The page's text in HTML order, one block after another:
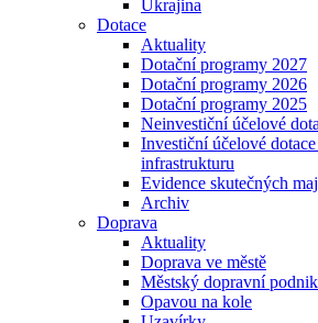
Ukrajina
Dotace
Aktuality
Dotační programy 2027
Dotační programy 2026
Dotační programy 2025
Neinvestiční účelové
Investiční účelové
infrastrukturu
Evidence skutečných
Archiv
Doprava
Aktuality
Doprava ve městě
Městský dopravní podnik
Opavou na kole